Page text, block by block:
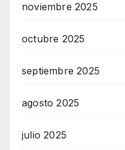
noviembre 2025
octubre 2025
septiembre 2025
agosto 2025
julio 2025